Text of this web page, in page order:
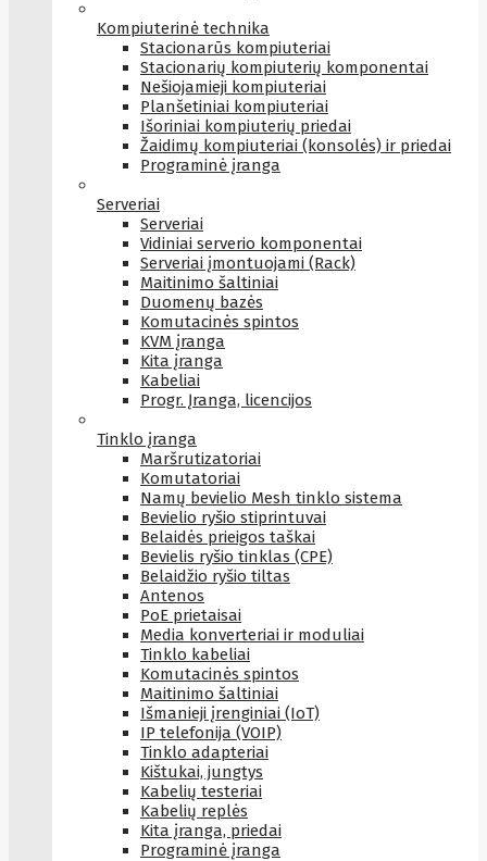
Kompiuterinė technika
Stacionarūs kompiuteriai
Stacionarių kompiuterių komponentai
Nešiojamieji kompiuteriai
Planšetiniai kompiuteriai
Išoriniai kompiuterių priedai
Žaidimų kompiuteriai (konsolės) ir priedai
Programinė įranga
Serveriai
Serveriai
Vidiniai serverio komponentai
Serveriai įmontuojami (Rack)
Maitinimo šaltiniai
Duomenų bazės
Komutacinės spintos
KVM įranga
Kita įranga
Kabeliai
Progr. Įranga, licencijos
Tinklo įranga
Maršrutizatoriai
Komutatoriai
Namų bevielio Mesh tinklo sistema
Bevielio ryšio stiprintuvai
Belaidės prieigos taškai
Bevielis ryšio tinklas (CPE)
Belaidžio ryšio tiltas
Antenos
PoE prietaisai
Media konverteriai ir moduliai
Tinklo kabeliai
Komutacinės spintos
Maitinimo šaltiniai
Išmanieji įrenginiai (IoT)
IP telefonija (VOIP)
Tinklo adapteriai
Kištukai, jungtys
Kabelių testeriai
Kabelių replės
Kita įranga, priedai
Programinė įranga